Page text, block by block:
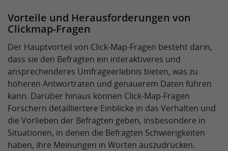
Vorteile und Herausforderungen von
Clickmap-Fragen
Der Hauptvorteil von Click-Map-Fragen besteht darin,
dass sie den Befragten ein interaktiveres und
ansprechenderes Umfrageerlebnis bieten, was zu
höheren Antwortraten und genauerem Daten führen
kann. Darüber hinaus können Click-Map-Fragen
Forschern detailliertere Einblicke in das Verhalten und
die Vorlieben der Befragten geben, insbesondere in
Situationen, in denen die Befragten Schwierigkeiten
haben, ihre Meinungen in Worten auszudrücken.